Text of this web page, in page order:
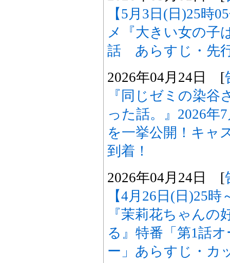
【5月3日(日)25時
メ『大きい女の子
話 あらすじ・先
2026年04月24日 [
『同じゼミの染
った話。』2026年
を一挙公開！キャ
到着！
2026年04月24日 [
【4月26日(日)25
『茉莉花ちゃん
る』特番「第1話
ー」あらすじ・カ